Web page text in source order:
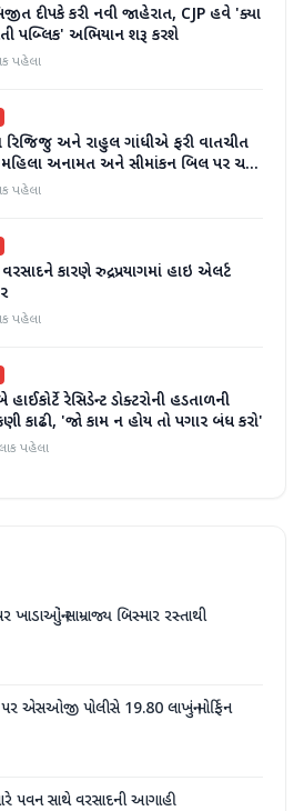
દીપકે કરી નવી જાહેરાત, CJP હવે 'ક્યા
પબ્લિક' અભિયાન શરૂ કરશે
પહેલા
રિજિજુ અને રાહુલ ગાંધીએ ફરી વાતચીત
મહિલા અનામત અને સીમાંકન બિલ પર ચર્ચા
પહેલા
કારણે રુદ્રપ્રયાગમાં હાઇ એલર્ટ
પહેલા
હાઈકોર્ટે રેસિડેન્ટ ડોક્ટરોની હડતાળની
કાઢી, 'જો કામ ન હોય તો પગાર બંધ કરો'
પહેલા
ખાડાઓનું સામ્રાજ્ય બિસ્માર રસ્તાથી
એસઓજી પોલીસે 19.80 લાખનું મોર્ફિન
પવન સાથે વરસાદની આગાહી